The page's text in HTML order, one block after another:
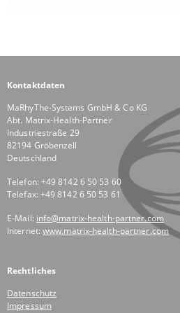
Kontaktdaten
MaRhyThe-Systems GmbH & Co KG
Abt. Matrix-Health-Partner
Industriestraße 29
82194 Gröbenzell
Deutschland
Telefon: +49 8142 6 50 53 60
Telefax: +49 8142 6 50 53 61
E-Mail: info@matrix-health-partner.com
Internet: www.matrix-health-partner.com
Rechtliches
Datenschutz
Impressum